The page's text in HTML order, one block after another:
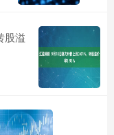
股溢